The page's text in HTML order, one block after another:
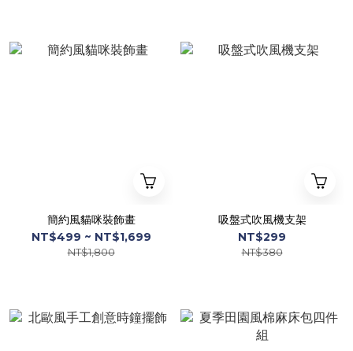
簡約風貓咪裝飾畫
NT$499 ~ NT$1,699
NT$1,800
吸盤式吹風機支架
NT$299
NT$380